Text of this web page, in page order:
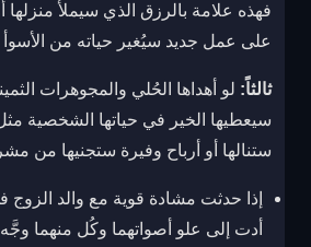
فهذه علامة بالرزق الذي سيملأ
على عمل جديد سيُغير حياته من الأسوأ
ثالثاً: لو أهداها الحُلي والمجوهرات
سيعطيها الخير في حياتها الشخصية
ستنالها أو أرباح وفيرة ستجنيها من
إذا حدثت مشادة قوية مع والد الزوج
أدت إلى علو أصواتهما وكُل منهما وجَّه